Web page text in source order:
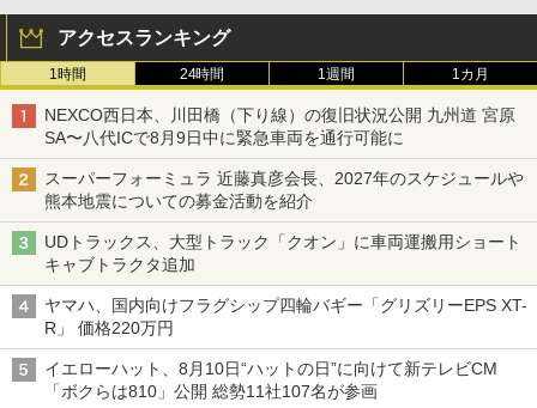
アクセスランキング
1時間 24時間 1週間 1カ月
NEXCO西日本、川田橋（下り線）の復旧状況公開 九州道 宮原
SA〜八代ICで8月9日中に緊急車両を通行可能に
スーパーフォーミュラ 近藤真彦会長、2027年のスケジュールや
熊本地震についての募金活動を紹介
UDトラックス、大型トラック「クオン」に車両運搬用ショート
キャブトラクタ追加
ヤマハ、国内向けフラグシップ四輪バギー「グリズリーEPS XT-
R」 価格220万円
イエローハット、8月10日“ハットの日”に向けて新テレビCM
「ボクらは810」公開 総勢11社107名が参画